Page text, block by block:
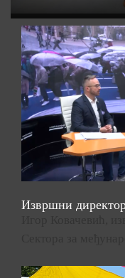
Извршни